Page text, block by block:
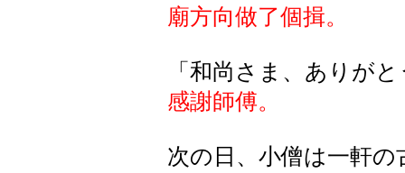
廟方向做了個揖。
「和尚さま、ありが
感謝師傅。
次の日、小僧は一軒